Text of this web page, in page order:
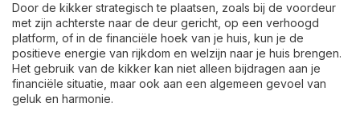
Door de kikker strategisch te plaatsen, zoals bij de voordeur
met zijn achterste naar de deur gericht, op een verhoogd
platform, of in de financiële hoek van je huis, kun je de
positieve energie van rijkdom en welzijn naar je huis brengen.
Het gebruik van de kikker kan niet alleen bijdragen aan je
financiële situatie, maar ook aan een algemeen gevoel van
geluk en harmonie.